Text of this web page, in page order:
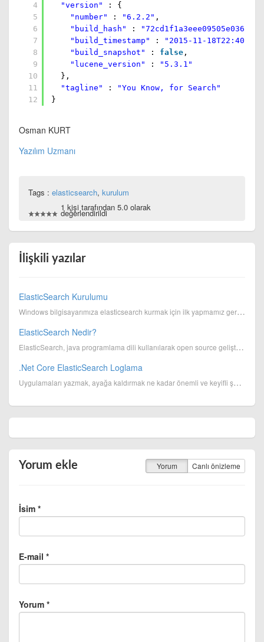
4
5
6
7
8
9
10
11
12
"version"
: {
"number"
: "6.2.2" ,
"build_hash"
:
"build_timestamp"
:
"2015-11-
"build_snapshot"
: false,
"lucene_version"
:
"5.3.1"
},
"tagline"
:
"You Know, for Search"
}
Osman KURT
Yazılım Uzmanı
Tags : elasticsearch, kurulum
1 kişi tarafından 5.0 olarak
değerlendirildi
İlişkili yazılar
ElasticSearch Kurulumu
Windows bilgisayarımıza elasticsearch kurmak için ilk yapmamız gereken şey java'nın bilgisayarımızda...
ElasticSearch Nedir?
ElasticSearch, java programlama dili kullanılarak open source geliştirilmiş ve lucene alt yapısı üze...
.Net Core ElasticSearch Loglama
Uygulamaları yazmak, ayağa kaldırmak ne kadar önemli ve keyifli şeyler olsa da! Yayın hayatına başla...
Yorum ekle Yorum Canlı önizleme
İsim *
E-mail *
Yorum *